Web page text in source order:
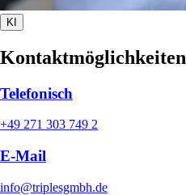
KI
Kontaktmöglichkeiten
Telefonisch
+49 271 303 749 2
E-Mail
info@triplesgmbh.de